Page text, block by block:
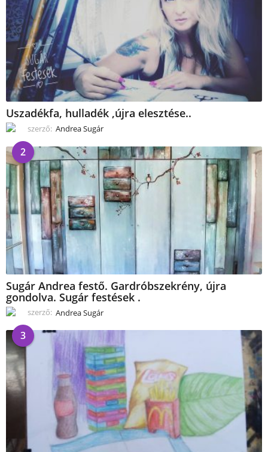
Uszadékfa, hulladék ,újra elesztése..
szerző: Andrea Sugár
2
Sugár Andrea festő. Gardróbszekrény, újra
gondolva. Sugár festések .
szerző: Andrea Sugár
3